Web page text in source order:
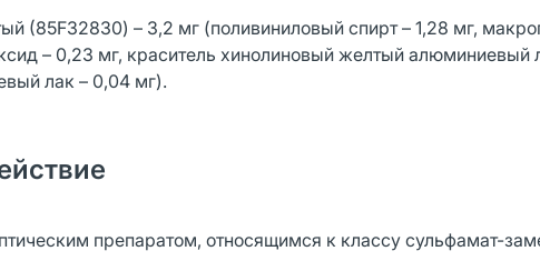
(85F32830) – 3,2 мг (поливиниловый спирт – 1,28 мг,
– 0,23 мг, краситель хинолиновый желтый алюминиевый
лак – 0,04 мг).
препаратом, относящимся к классу сульфамат-